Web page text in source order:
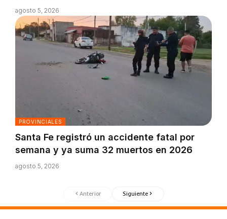
agosto 5, 2026
PROVINCIALES
Santa Fe registró un accidente fatal por
semana y ya suma 32 muertos en 2026
agosto 5, 2026
Anterior Siguiente